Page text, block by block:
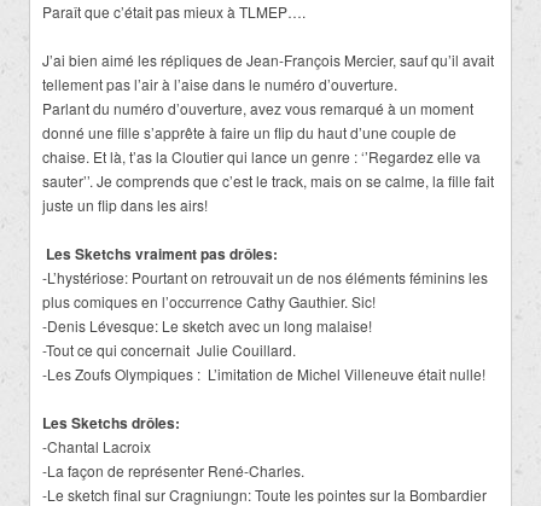
Paraît que c’était pas mieux à TLMEP….
J’ai bien aimé les répliques de Jean-François Mercier, sauf qu’il avait
tellement pas l’air à l’aise dans le numéro d’ouverture.
Parlant du numéro d’ouverture, avez vous remarqué à un moment
donné une fille s’apprête à faire un flip du haut d’une couple de
chaise. Et là, t’as la Cloutier qui lance un genre : ‘’Regardez elle va
sauter’’. Je comprends que c’est le track, mais on se calme, la fille fait
juste un flip dans les airs!
Les Sketchs vraiment pas drôles:
-L’hystériose: Pourtant on retrouvait un de nos éléments féminins les
plus comiques en l’occurrence Cathy Gauthier. Sic!
-Denis Lévesque: Le sketch avec un long malaise!
-Tout ce qui concernait Julie Couillard.
-Les Zoufs Olympiques : L’imitation de Michel Villeneuve était nulle!
Les Sketchs drôles:
-Chantal Lacroix
-La façon de représenter René-Charles.
-Le sketch final sur Cragniungn: Toute les pointes sur la Bombardier